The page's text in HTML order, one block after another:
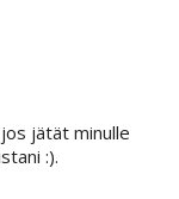
jätät minulle
:).